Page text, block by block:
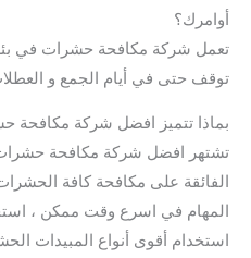
أوامرك؟
توقف حتى في أيام الجمع و
بماذا تتميز افضل شركة مكافحة
تشتهر افضل شركة مكافحة حشرات
الفائقة على مكافحة كافة
المهام في اسرع وقت ممكن ،
استخدام أقوى أنواع المبيدات